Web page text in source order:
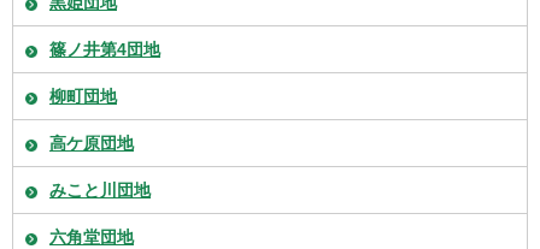
篠ノ井第4団地
柳町団地
高ケ原団地
みこと川団地
六角堂団地